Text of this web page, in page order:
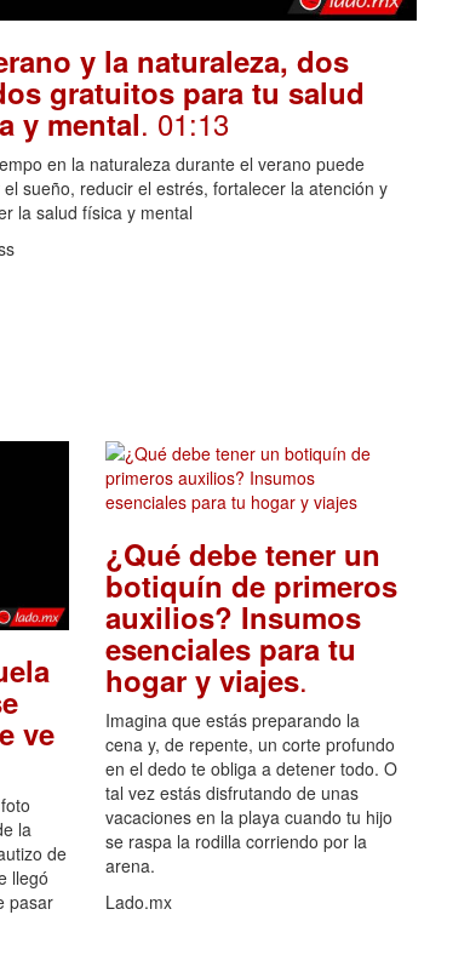
y la naturaleza, dos
gratuitos para tu salud
y mental. 01:13
en la naturaleza durante el verano puede
el sueño, reducir el estrés, fortalecer la atención y
la salud física y mental
ve
la
de
llegó
pasar
¿Qué debe tener un
botiquín de primeros
auxilios? Insumos
esenciales para tu
hogar y viajes.
Imagina que estás preparando la
cena y, de repente, un corte profundo
en el dedo te obliga a detener todo. O
tal vez estás disfrutando de unas
vacaciones en la playa cuando tu hijo
se raspa la rodilla corriendo por la
arena.
Lado.mx